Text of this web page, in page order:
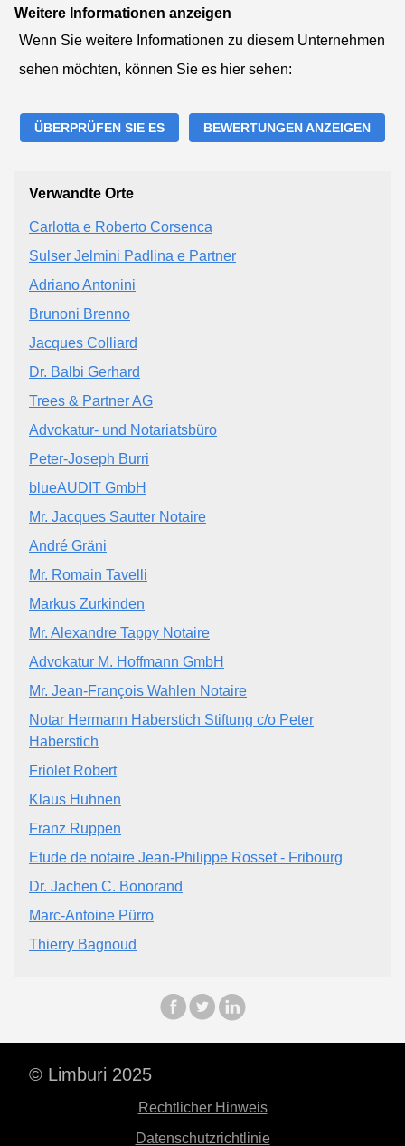
Weitere Informationen anzeigen
Wenn Sie weitere Informationen zu diesem Unternehmen
sehen möchten, können Sie es hier sehen:
ÜBERPRÜFEN SIE ES BEWERTUNGEN ANZEIGEN
Verwandte Orte
Carlotta e Roberto Corsenca
Sulser Jelmini Padlina e Partner
Adriano Antonini
Brunoni Brenno
Jacques Colliard
Dr. Balbi Gerhard
Trees & Partner AG
Advokatur- und Notariatsbüro
Peter-Joseph Burri
blueAUDIT GmbH
Mr. Jacques Sautter Notaire
André Gräni
Mr. Romain Tavelli
Markus Zurkinden
Mr. Alexandre Tappy Notaire
Advokatur M. Hoffmann GmbH
Mr. Jean-François Wahlen Notaire
Notar Hermann Haberstich Stiftung c/o Peter
Haberstich
Friolet Robert
Klaus Huhnen
Franz Ruppen
Etude de notaire Jean-Philippe Rosset - Fribourg
Dr. Jachen C. Bonorand
Marc-Antoine Pürro
Thierry Bagnoud
© Limburi 2025
Rechtlicher Hinweis
Datenschutzrichtlinie